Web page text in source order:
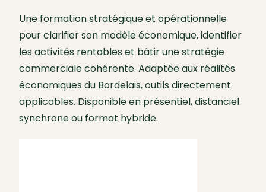
Une formation stratégique et opérationnelle
pour clarifier son modèle économique, identifier
les activités rentables et bâtir une stratégie
commerciale cohérente. Adaptée aux réalités
économiques du Bordelais, outils directement
applicables. Disponible en présentiel, distanciel
synchrone ou format hybride.